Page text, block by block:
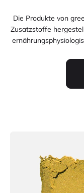
Die Produkte von
Zusatzstoffe